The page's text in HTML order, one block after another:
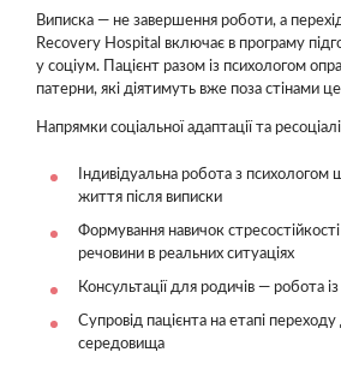
Виписка — не завершення роботи, а
Recovery Hospital включає в програму
у соціум. Пацієнт разом із психологом
патерни, які діятимуть вже поза стінами
Напрямки соціальної адаптації та
Індивідуальна робота з
життя після виписки
Формування навичок стресостійкості
речовини в реальних ситуаціях
Консультації для родичів — робота
Супровід пацієнта на етапі
середовища